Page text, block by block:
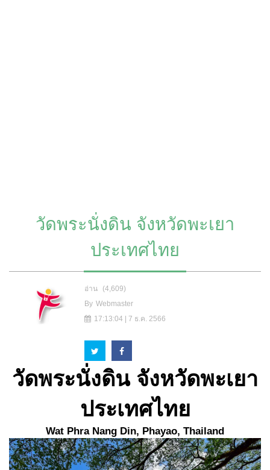
วัดพระนั่งดิน จังหวัดพะเยา
ประเทศไทย
อ่าน
(4,609)
By Webmaster
17:13:04 | 7 ธ.ค. 2566
วัดพระนั่งดิน จังหวัดพะเยา
ประเทศไทย
Wat Phra Nang Din, Phayao, Thailand